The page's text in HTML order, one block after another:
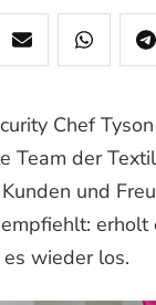
Chef
Team der
und
erholt
wieder los.